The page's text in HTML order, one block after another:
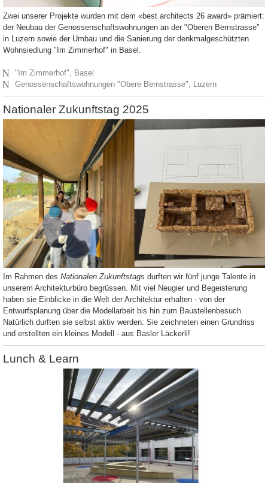
Zwei unserer Projekte wurden mit dem «best architects 26 award» prämiert:
der Neubau der Genossenschaftswohnungen an der "Oberen Bernstrasse"
in Luzern sowie der Umbau und die Sanierung der denkmalgeschützten
Wohnsiedlung "Im Zimmerhof" in Basel.
N "Im Zimmerhof", Basel
N Genossenschaftswohnungen "Obere Bernstrasse", Luzern
Nationaler Zukunftstag 2025
Im Rahmen des Nationalen Zukunftstags durften wir fünf junge Talente in
unserem Architekturbüro begrüssen. Mit viel Neugier und Begeisterung
haben sie Einblicke in die Welt der Architektur erhalten - von der
Entwurfsplanung über die Modellarbeit bis hin zum Baustellenbesuch.
Natürlich durften sie selbst aktiv werden: Sie zeichneten einen Grundriss
und erstellten ein kleines Modell - aus Basler Läckerli!
Lunch & Learn